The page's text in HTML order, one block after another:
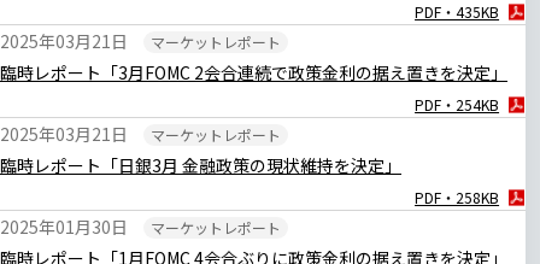
PDF・435KB
臨時レポート「3月FOMC 2会合連続で政策金利の据え置きを決定」
2025年03月21日 マーケットレポート
PDF・254KB
臨時レポート「日銀3月 金融政策の現状維持を決定」
2025年03月21日 マーケットレポート
PDF・258KB
臨時レポート「1月FOMC 4会合ぶりに政策金利の据え置きを決定」
2025年01月30日 マーケットレポート